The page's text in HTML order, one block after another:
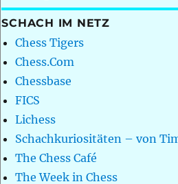
SCHACH IM NETZ
Chess Tigers
Chess.Com
Chessbase
FICS
Lichess
Schachkuriositäten – von
The Chess Café
The Week in Chess